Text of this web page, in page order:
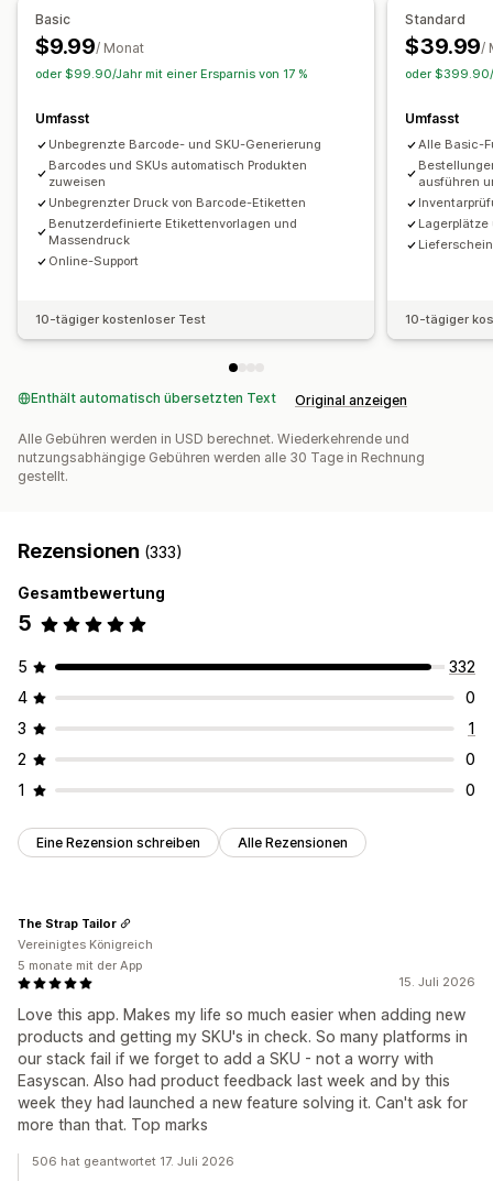
Benutzerdefinierte Vorlagen
Benutzerdefinierte Regeln
Präfix und Suffix
Barcode-Integration
Datenkürzel Varianten Inventartransfer
Etikettendruck
Automatisches Drucken
Seriendruck
Benutzerdefinierte Vorlagen
Benutzerdefinierte Elemente
Benutzerdefinierte Layouts
Benutzerdefinierte Größe
Behälterstandorte Bilder Lieferscheine
Kommissionierlisten
Import und Export
KI-Optimierung
Nachbestellungen
Automatische Verarbeitung Bestellungen
Benachrichtigungen und Analysen
Benutzerdefinierte Berichte Einblicke
E-Mail-Benachrichtigungen
Basic
$9.99/ Monat
oder $99.90/Jahr mit einer Ersparnis von 17 %
Umfasst
Unbegrenzte Barcode- und SKU-Generierung
Barcodes und SKUs automatisch Produkten
zuweisen
Unbegrenzter Druck von Barcode-Etiketten
Benutzerdefinierte Etikettenvorlagen und
Massendruck
Online-Support
10-tägiger kostenloser Test
Standard
$39.99/
oder $399.90/
Umfasst
Alle Basic-
ausführen
Lagerplätze
10-tägiger
Enthält automatisch übersetzten Text Original anzeigen
Alle Gebühren werden in USD berechnet. Wiederkehrende und
nutzungsabhängige Gebühren werden alle 30 Tage in Rechnung
gestellt.
Rezensionen (333)
Gesamtbewertung
5
5
332
4
0
3
1
2
0
1
0
Eine Rezension schreiben Alle Rezensionen
15. Juli 2026
Love this app. Makes my life so much easier when adding new
products and getting my SKU's in check. So many platforms in
our stack fail if we forget to add a SKU - not a worry with
Easyscan. Also had product feedback last week and by this
week they had launched a new feature solving it. Can't ask for
more than that. Top marks
The Strap Tailor
Vereinigtes Königreich
5 monate mit der App
506 hat geantwortet 17. Juli 2026